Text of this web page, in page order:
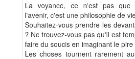
La voyance, ce n'est pas que
l'avenir, c'est une philosophie de
Souhaitez-vous prendre les
? Ne trouvez-vous pas qu'il est
faire du soucis en imaginant le pire
Les choses tournent rarement